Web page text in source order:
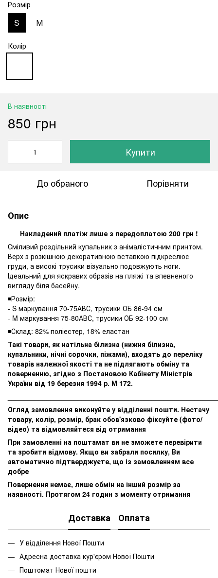
Розмір
S М
Колір
В наявності
850 грн
Купити
До обраного Порівняти
Опис
Накладений платіж лише з передоплатою 200 грн !
Сміливий роздільний купальник з анімалістичним принтом.
Верх з розкішною декоративною вставкою підкреслює
груди, а високі трусики візуально подовжують ноги.
Ідеальний для яскравих образів на пляжі та впевненого
вигляду біля басейну.
◾️Розмір:
- S маркування 70-75АВС, трусики ОБ 86-94 см
- M маркування 75-80АВС, трусики ОБ 92-100 см
◾️Склад: 82% поліестер, 18% еластан
Такі товари, як натільна білизна (нижня білизна,
купальники, нічні сорочки, піжами), входять до переліку
товарів належної якості та не підлягають обміну та
поверненню, згідно з Постановою Кабінету Міністрів
України від 19 березня 1994 р. М 172.
Огляд замовлення виконуйте у відділенні пошти. Нестачу
товару, колір, розмір, брак обов'язково фіксуйте (фото/
відео) та відмовляйтеся від отримання
При замовленні на поштамат ви не зможете перевірити
та зробити відмову. Якщо ви забрали посилку, Ви
автоматично підтверджуєте, що із замовленням все
добре
Повернення немає, лише обмін на інший розмір за
наявності. Протягом 24 годин з моменту отримання
Доставка Оплата
У відділення Нової Пошти
Адресна доставка кур'єром Нової Пошти
Поштомат Нової пошти